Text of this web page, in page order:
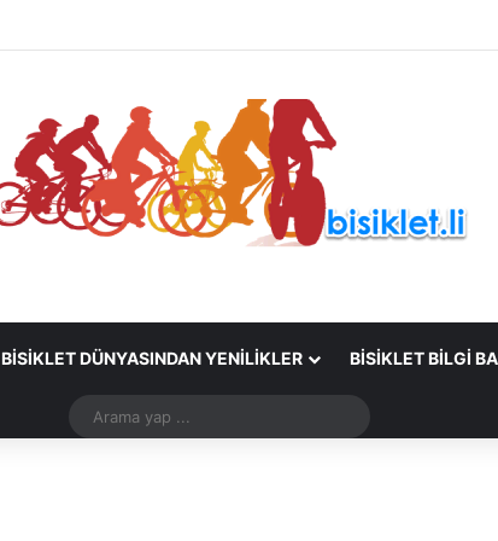
BISIKLET DÜNYASINDAN YENILIKLER BISIKLET BILGI